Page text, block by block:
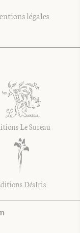
légales
Le Sureau
DésIris